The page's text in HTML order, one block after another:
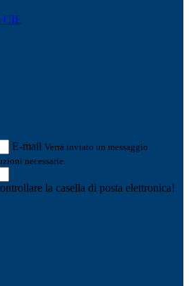
CIE
E-mail Verrà inviato un messaggio
necessarie.
la casella di posta elettronica!